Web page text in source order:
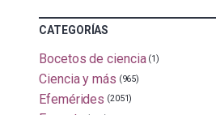
CATEGORÍAS
Bocetos de ciencia (1)
Ciencia y más (965)
Efemérides (2051)